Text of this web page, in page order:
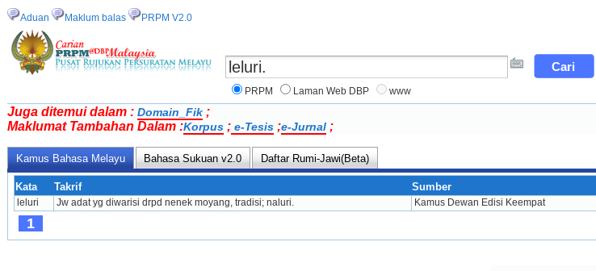
Aduan Maklum balas PRPM V2.0
PRPM
Laman Web DBP www
Juga ditemui dalam : Domain_Fik ;
Maklumat Tambahan Dalam :Korpus ; e-Tesis ;e-Jurnal ;
Kamus Bahasa Melayu Bahasa Sukuan v2.0 Daftar Rumi-Jawi(Beta)
Kata Takrif Sumber
leluri Jw adat yg diwarisi drpd nenek moyang, tradisi; naluri. Kamus Dewan Edisi Keempat
1